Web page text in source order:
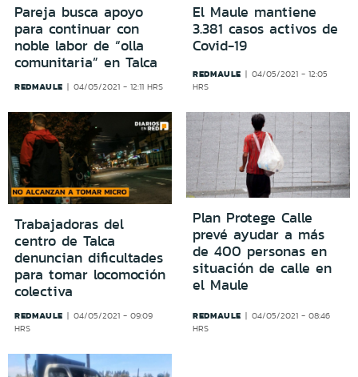
Pareja busca apoyo
para continuar con
noble labor de “olla
comunitaria” en Talca
REDMAULE 04/05/2021 - 12:11 HRS
El Maule mantiene
3.381 casos activos de
Covid-19
REDMAULE
04/05/2021 - 12:05
HRS
Trabajadoras del
centro de Talca
denuncian dificultades
para tomar locomoción
colectiva
REDMAULE
04/05/2021 - 09:09
HRS
Plan Protege Calle
prevé ayudar a más
de 400 personas en
situación de calle en
el Maule
REDMAULE
04/05/2021 - 08:46
HRS